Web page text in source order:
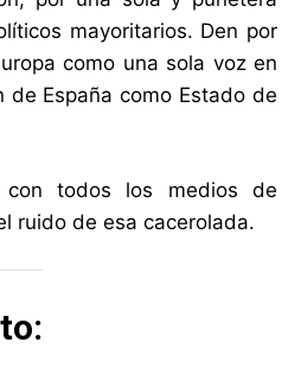
mayoritarios. Den por
como una sola voz en
España como Estado de
todos los medios de
ruido de esa cacerolada.